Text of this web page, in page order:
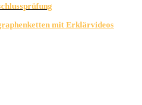
mit Erklärvideos